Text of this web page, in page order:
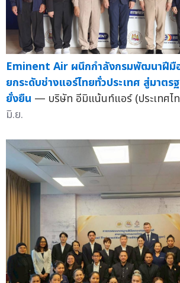
Eminent Air ผนึกกำลังกรมพัฒนาฝีมื
ยกระดับช่างแอร์ไทยทั่วประเทศ สู่มาตร
ยั่งยืน — บริษัท อีมิแน้นท์แอร์ (ประเทศไ
มิ.ย.